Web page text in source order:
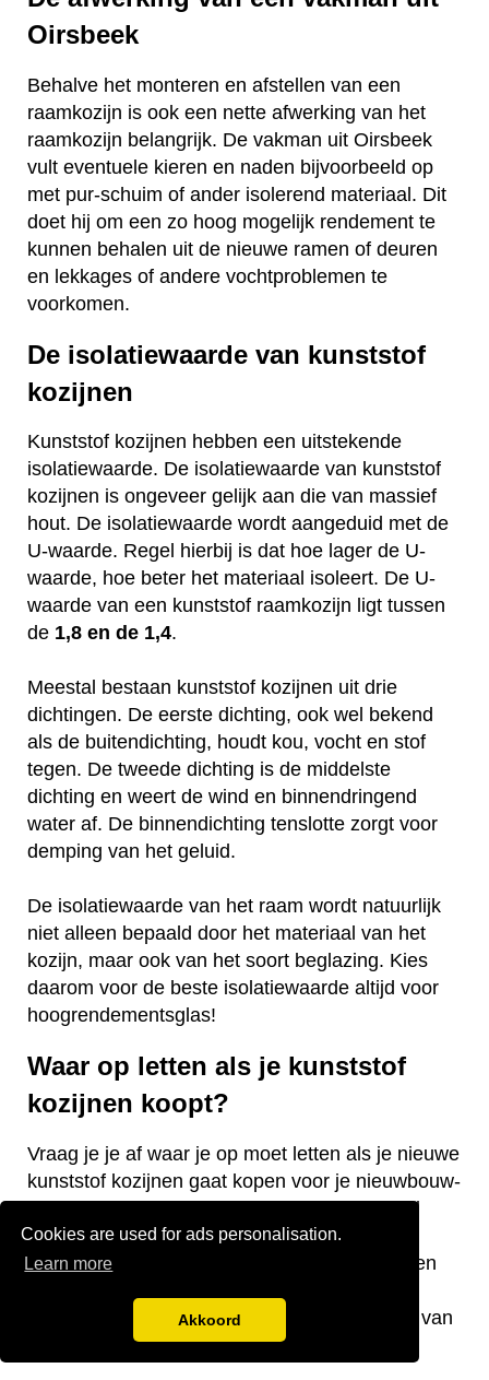
Cookies are used for ads personalisation.
Learn more
Akkoord
Oirsbeek
Behalve het monteren en afstellen van een
raamkozijn is ook een nette afwerking van het
raamkozijn belangrijk. De vakman uit Oirsbeek
vult eventuele kieren en naden bijvoorbeeld op
met pur-schuim of ander isolerend materiaal. Dit
doet hij om een zo hoog mogelijk rendement te
kunnen behalen uit de nieuwe ramen of deuren
en lekkages of andere vochtproblemen te
voorkomen.
De isolatiewaarde van kunststof
kozijnen
Kunststof kozijnen hebben een uitstekende
isolatiewaarde. De isolatiewaarde van kunststof
kozijnen is ongeveer gelijk aan die van massief
hout. De isolatiewaarde wordt aangeduid met de
U-waarde. Regel hierbij is dat hoe lager de U-
waarde, hoe beter het materiaal isoleert. De U-
waarde van een kunststof raamkozijn ligt tussen
de 1,8 en de 1,4.
Meestal bestaan kunststof kozijnen uit drie
dichtingen. De eerste dichting, ook wel bekend
als de buitendichting, houdt kou, vocht en stof
tegen. De tweede dichting is de middelste
dichting en weert de wind en binnendringend
water af. De binnendichting tenslotte zorgt voor
demping van het geluid.
De isolatiewaarde van het raam wordt natuurlijk
niet alleen bepaald door het materiaal van het
kozijn, maar ook van het soort beglazing. Kies
daarom voor de beste isolatiewaarde altijd voor
hoogrendementsglas!
Waar op letten als je kunststof
kozijnen koopt?
Vraag je je af waar je op moet letten als je nieuwe
kunststof kozijnen gaat kopen voor je nieuwbouw-
of bestaande woning? Wij hebben een aantal
nuttige tips voor je! De keurmerken van de
kozijnen, welke isolatiewaarde je nodig hebt en
belangrijke aandachtspunten bij de aanschaf van
kunststof kozijnen.